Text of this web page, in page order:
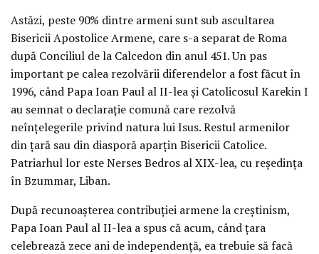
Astăzi, peste 90% dintre armeni sunt sub ascultarea
Bisericii Apostolice Armene, care s-a separat de Roma
după Conciliul de la Calcedon din anul 451. Un pas
important pe calea rezolvării diferendelor a fost făcut în
1996, când Papa Ioan Paul al II-lea şi Catolicosul Karekin I
au semnat o declaraţie comună care rezolvă
neînţelegerile privind natura lui Isus. Restul armenilor
din ţară sau din diasporă aparţin Bisericii Catolice.
Patriarhul lor este Nerses Bedros al XIX-lea, cu reşedinţa
în Bzummar, Liban.
După recunoaşterea contribuţiei armene la creştinism,
Papa Ioan Paul al II-lea a spus că acum, când ţara
celebrează zece ani de independenţă, ea trebuie să facă